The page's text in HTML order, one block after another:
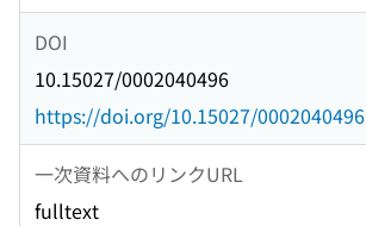
DOI
10.15027/0002040496
https://doi.org/10.15027/0002040496
一次資料へのリンクURL
fulltext